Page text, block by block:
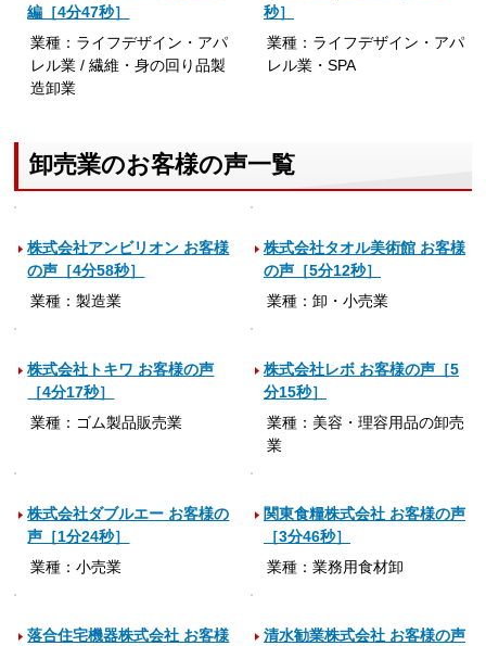
編［4分47秒］
業種：ライフデザイン・アパ
レル業 / 繊維・身の回り品製
造卸業
秒］
業種：ライフデザイン・アパ
レル業・SPA
卸売業のお客様の声一覧
株式会社アンビリオン お客様
の声［4分58秒］
業種：製造業
株式会社タオル美術館 お客様
の声［5分12秒］
業種：卸・小売業
株式会社トキワ お客様の声
［4分17秒］
業種：ゴム製品販売業
株式会社レボ お客様の声［5
分15秒］
業種：美容・理容用品の卸売
業
株式会社ダブルエー お客様の
声［1分24秒］
業種：小売業
関東食糧株式会社 お客様の声
［3分46秒］
業種：業務用食材卸
落合住宅機器株式会社 お客様
清水勧業株式会社 お客様の声